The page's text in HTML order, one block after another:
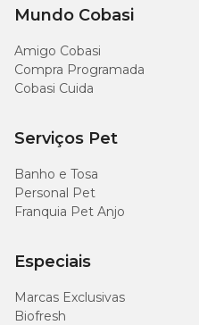
Mundo Cobasi
Amigo Cobasi
Compra Programada
Cobasi Cuida
Serviços Pet
Banho e Tosa
Personal Pet
Franquia Pet Anjo
Especiais
Marcas Exclusivas
Biofresh